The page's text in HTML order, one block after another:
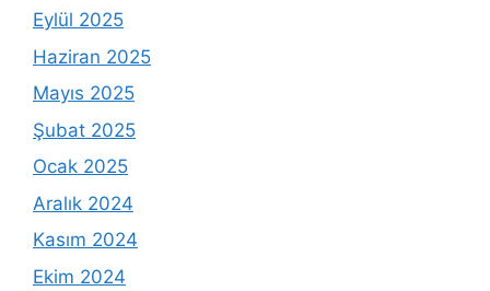
Eylül 2025
Haziran 2025
Mayıs 2025
Şubat 2025
Ocak 2025
Aralık 2024
Kasım 2024
Ekim 2024